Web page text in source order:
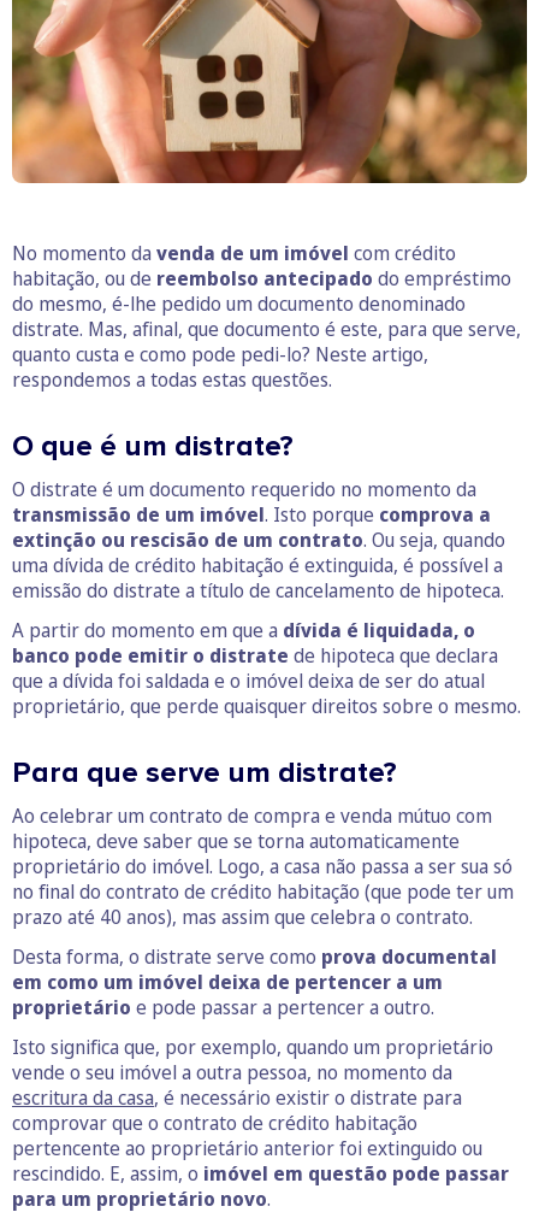
No momento da venda de um imóvel com crédito
habitação, ou de reembolso antecipado do empréstimo
do mesmo, é-lhe pedido um documento denominado
distrate. Mas, afinal, que documento é este, para que serve,
quanto custa e como pode pedi-lo? Neste artigo,
respondemos a todas estas questões.
O que é um distrate?
O distrate é um documento requerido no momento da
transmissão de um imóvel. Isto porque comprova a
extinção ou rescisão de um contrato. Ou seja, quando
uma dívida de crédito habitação é extinguida, é possível a
emissão do distrate a título de cancelamento de hipoteca.
A partir do momento em que a dívida é liquidada, o
banco pode emitir o distrate de hipoteca que declara
que a dívida foi saldada e o imóvel deixa de ser do atual
proprietário, que perde quaisquer direitos sobre o mesmo.
Para que serve um distrate?
Ao celebrar um contrato de compra e venda mútuo com
hipoteca, deve saber que se torna automaticamente
proprietário do imóvel. Logo, a casa não passa a ser sua só
no final do contrato de crédito habitação (que pode ter um
prazo até 40 anos), mas assim que celebra o contrato.
Desta forma, o distrate serve como prova documental
em como um imóvel deixa de pertencer a um
proprietário e pode passar a pertencer a outro.
Isto significa que, por exemplo, quando um proprietário
vende o seu imóvel a outra pessoa, no momento da
escritura da casa, é necessário existir o distrate para
comprovar que o contrato de crédito habitação
pertencente ao proprietário anterior foi extinguido ou
rescindido. E, assim, o imóvel em questão pode passar
para um proprietário novo.